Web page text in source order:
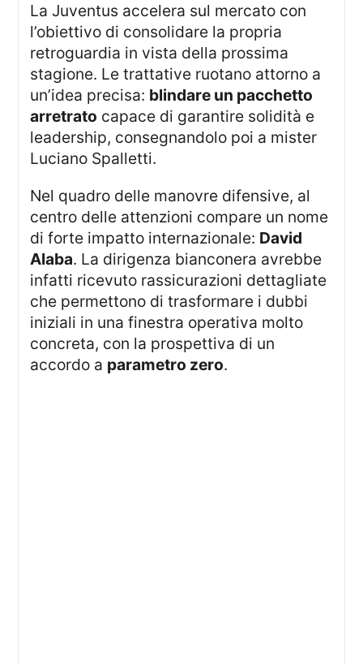
La Juventus accelera sul mercato con
l’obiettivo di consolidare la propria
retroguardia in vista della prossima
stagione. Le trattative ruotano attorno a
un’idea precisa: blindare un pacchetto
arretrato capace di garantire solidità e
leadership, consegnandolo poi a mister
Luciano Spalletti.
Nel quadro delle manovre difensive, al
centro delle attenzioni compare un nome
di forte impatto internazionale: David
Alaba. La dirigenza bianconera avrebbe
infatti ricevuto rassicurazioni dettagliate
che permettono di trasformare i dubbi
iniziali in una finestra operativa molto
concreta, con la prospettiva di un
accordo a parametro zero.